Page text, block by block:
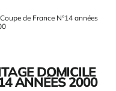
de France N°14 années
DOMICILE
ANNÉES 2000